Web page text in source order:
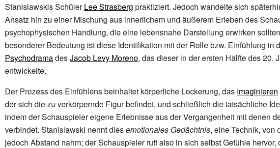
Stanislawskis SchülerLee Strasberg praktiziert. Jedoch wandelte sich
Ansatz hin zu einer Mischung aus innerlichem und äußerem Erleben des
psychophysischen Handlung, die eine lebensnahe Darstellung erwirken
besonderer Bedeutung ist diese Identifikation mit der Rolle bzw. Einfühlung in
PsychodramadesJacob Levy Moreno, das dieser in der ersten Hälfte des 20.
entwickelte.
Der Prozess des Einfühlens beinhaltet körperliche Lockerung, das Imaginieren
der sich die zu verkörpernde Figur befindet, und schließlich die tatsächliche
indem der Schauspieler eigene Erlebnisse aus der Vergangenheit mit denen
verbindet. Stanislawski nennt diesemotionales Gedächtnis, eine Technik, von
jedoch Abstand nahm; der Schauspieler ruft also in sich selbst Gefühle hervor,